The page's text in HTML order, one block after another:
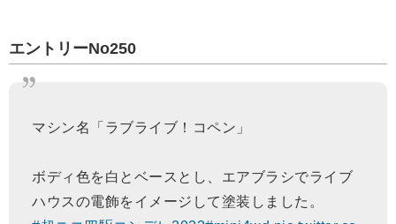
エントリーNo250
マシン名「ラブライブ！コペン」
ボディ色を白とベースとし、エアブラシでライブ
ハウスの電飾をイメージして塗装しました。